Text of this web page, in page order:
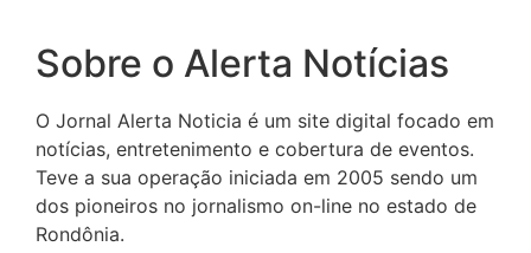
Sobre o Alerta Notícias
O Jornal Alerta Noticia é um site digital focado em
notícias, entretenimento e cobertura de eventos.
Teve a sua operação iniciada em 2005 sendo um
dos pioneiros no jornalismo on-line no estado de
Rondônia.